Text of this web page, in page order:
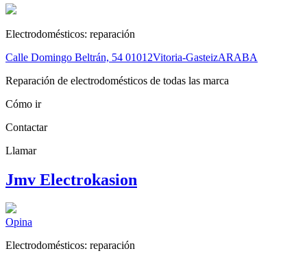
Electrodomésticos: reparación
Calle Domingo Beltrán, 54 01012Vitoria-GasteizARABA
Reparación de electrodomésticos de todas las marca
Cómo ir
Contactar
Llamar
Jmv Electrokasion
Opina
Electrodomésticos: reparación